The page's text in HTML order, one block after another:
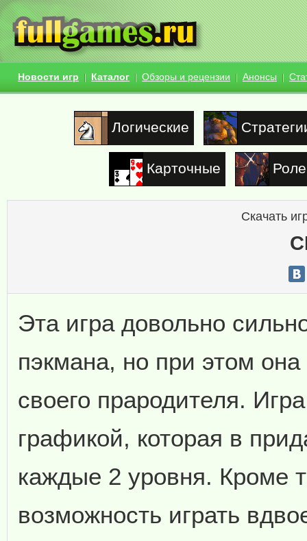
Новости игр Каталог Обзоры и рецензии Анонсы
Логические
Карточные
Скачать
Эта игра довольно
пэкмана, но при этом она
своего прародителя.
графикой, которая в
каждые 2 уровня. Кроме
возможность играть